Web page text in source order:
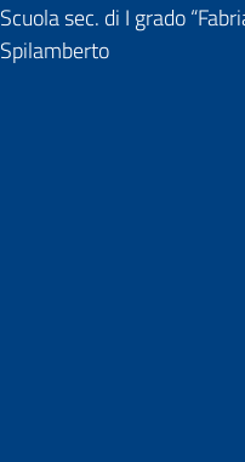
Scuola sec. di I grado
Spilamberto